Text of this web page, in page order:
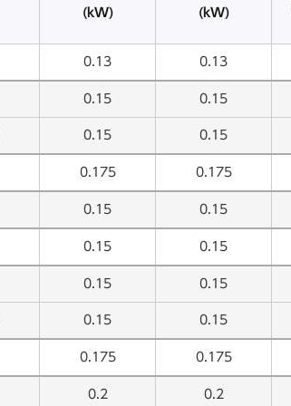
(kW) (kW)
0.13 0.13
0.15 0.15
0.15 0.15
0.175 0.175
0.15 0.15
0.15 0.15
0.15 0.15
0.15 0.15
0.175 0.175
0.2 0.2